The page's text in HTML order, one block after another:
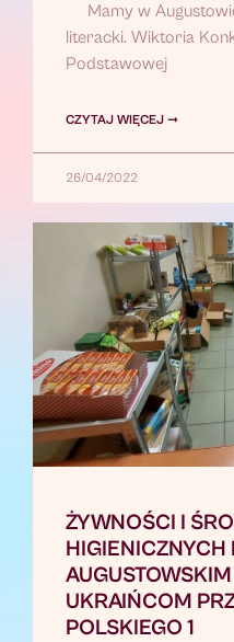
Mamy w
literacki. Wiktoria
Podstawowej
CZYTAJ WIĘCEJ ➞
26/04/2022
ŻYWNOŚCI I
UKRAIŃCOM
POLSKIEGO 1